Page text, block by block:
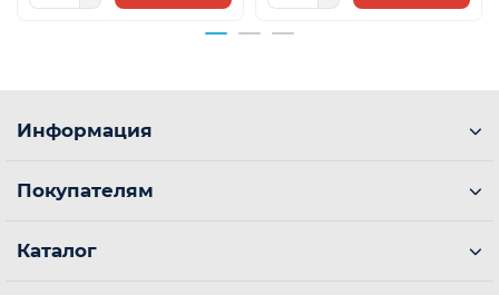
Информация
Покупателям
Каталог